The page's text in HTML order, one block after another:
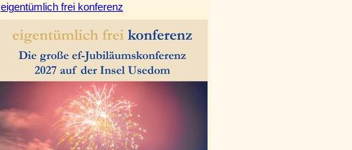
eigentümlich frei konferenz